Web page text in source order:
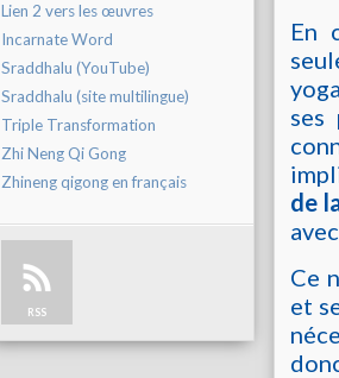
Lien 2 vers les œuvres
Incarnate Word
Sraddhalu (YouTube)
Sraddhalu (site multilingue)
Triple Transformation
Zhi Neng Qi Gong
Zhineng qigong en français
RSS
En
ses
de
Ce
et